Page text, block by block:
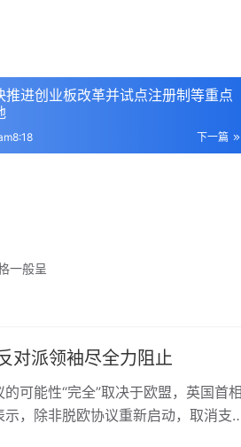
推进创业板改革并试点注册制等重点
下一篇
一般呈
对派领袖尽全力阻止
能性“完全”取决于欧盟，英国首相
，除非脱欧协议重新启动，取消支